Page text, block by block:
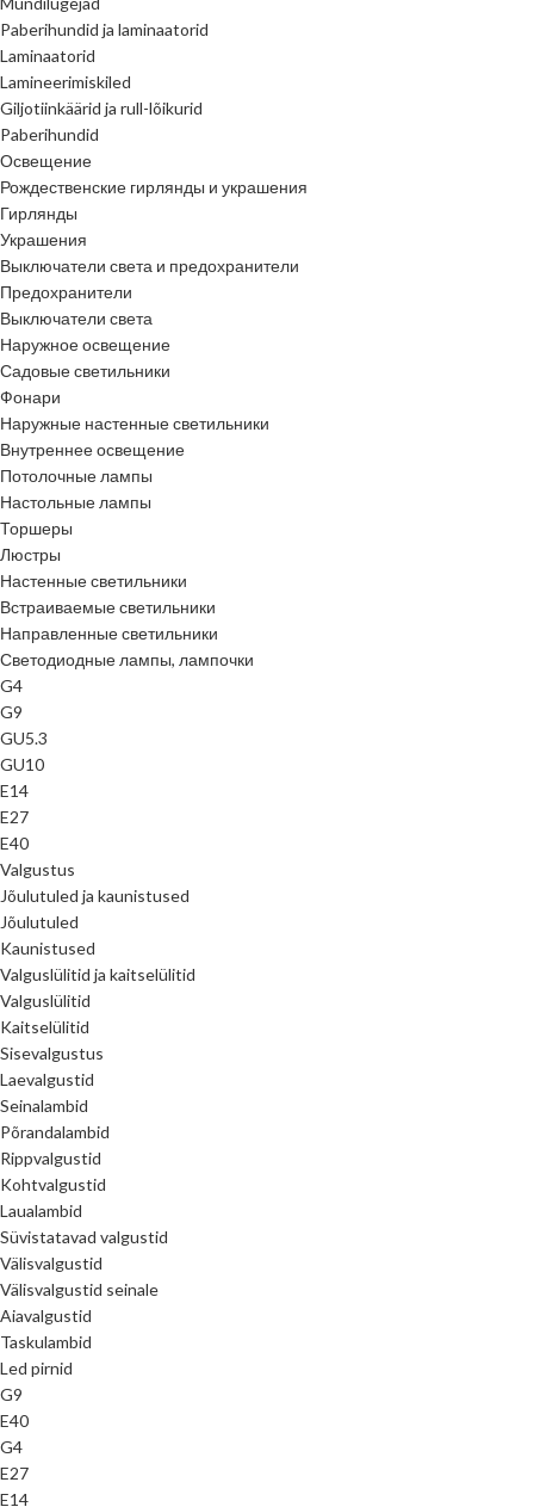
Paberihundid ja laminaatorid
Laminaatorid
Lamineerimiskiled
Giljotiinkäärid ja rull-lõikurid
Paberihundid
Освещение
Рождественские гирлянды и украшения
Гирлянды
Украшения
Выключатели света и предохранители
Предохранители
Выключатели света
Наружное освещение
Садовые светильники
Фонари
Наружные настенные светильники
Внутреннее освещение
Потолочные лампы
Настольные лампы
Торшеры
Люстры
Настенные светильники
Встраиваемые светильники
Направленные светильники
Светодиодные лампы, лампочки
G4
G9
GU5.3
GU10
E14
E27
E40
Valgustus
Jõulutuled ja kaunistused
Jõulutuled
Kaunistused
Valguslülitid ja kaitselülitid
Valguslülitid
Kaitselülitid
Sisevalgustus
Laevalgustid
Seinalambid
Põrandalambid
Rippvalgustid
Kohtvalgustid
Laualambid
Süvistatavad valgustid
Välisvalgustid
Välisvalgustid seinale
Aiavalgustid
Taskulambid
Led pirnid
G9
E40
G4
E27
E14